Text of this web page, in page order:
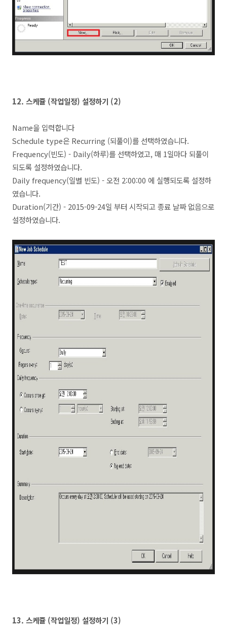
12. 스케쥴 (작업일정) 설정하기 (2)
Name을 입력합니다
Schedule type은 Recurring (되풀이)를 선택하였습니다.
Frequency(빈도) - Daily(하루)를 선택하였고, 매 1일마다 되풀이
되도록 설정하였습니다.
Daily frequency(일별 빈도) - 오전 2:00:00 에 실행되도록 설정하
였습니다.
Duration(기간) - 2015-09-24일 부터 시작되고 종료 날짜 없음으로
설정하였습니다.
13. 스케쥴 (작업일정) 설정하기 (3)